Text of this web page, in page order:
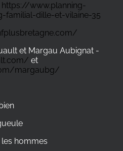
https://www.planning-
dille-et-vilaine-35
et Margau Aubignat -
et
margaubg/
hommes